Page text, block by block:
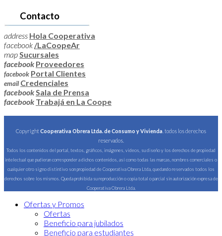
Contacto
address Hola Cooperativa
facebook /LaCoopeAr
mapSucursales
facebook Proveedores
facebook Portal Clientes
email Credenciales
facebookSala de Prensa
facebook Trabajá en La Coope
CopyrightCooperativa Obrera Ltda. de Consumo y Vivienda . todos los derechos
reservados.
Todos los contenidos del portal, textos, gráficos, imágenes, videos, su diseño y los derechos de propiedad
intelectual que pudieran corresponder a dichos contenidos, así como todas las marcas, nombres comerciales o
cualquier otro signo distintivo son propiedad de Cooperativa Obrera Ltda, quedando reservados todos los
derechos sobre los mismos. Queda prohibida su reproducción o copia total o parcial sin autorización expresa de
Cooperativa Obrera Ltda.
Ofertas y Promos
Ofertas
Beneficio para jubilados
Beneficio para estudiantes